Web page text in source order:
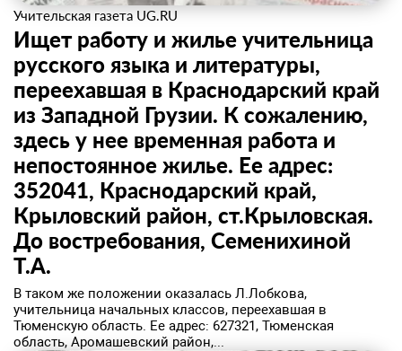
Учительская газета UG.RU
Ищет работу и жилье учительница
русского языка и литературы,
переехавшая в Краснодарский край
из Западной Грузии. К сожалению,
здесь у нее временная работа и
непостоянное жилье. Ее адрес:
352041, Краснодарский край,
Крыловский район, ст.Крыловская.
До востребования, Семенихиной
Т.А.
В таком же положении оказалась Л.Лобкова,
учительница начальных классов, переехавшая в
Тюменскую область. Ее адрес: 627321, Тюменская
область, Аромашевский район,...